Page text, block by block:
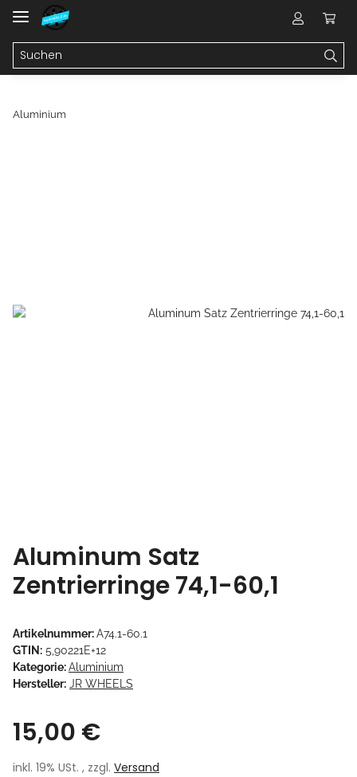
Aluminium
Aluminum Satz
Zentrierringe 74,1-60,1
Artikelnummer:A74.1-60.1
GTIN: 5,90221E+12
Kategorie:Aluminium
Hersteller: JR WHEELS
15,00 €
inkl. 19% USt. , zzgl. Versand